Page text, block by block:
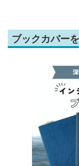
ブックカバー